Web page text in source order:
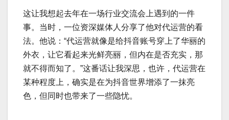
这让我想起去年在一场行业交流会上遇到的一件
事。当时，一位资深媒体人分享了他对代运营的看
法。他说：“代运营就像是给抖音账号穿上了华丽的
外衣，让它看起来光鲜亮丽，但内在是否充实，那
就不得而知了。”这番话让我深思，也许，代运营在
某种程度上，确实是在为抖音世界增添了一抹亮
色，但同时也带来了一些隐忧。